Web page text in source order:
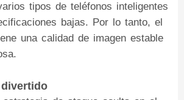
tipos de teléfonos inteligentes
bajas. Por lo tanto, el
una calidad de imagen estable